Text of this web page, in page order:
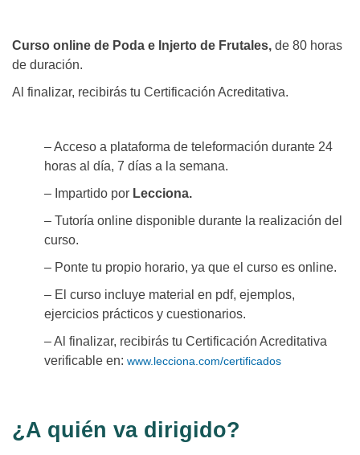
Curso online de Poda e Injerto de Frutales, de 80 horas
de duración.
Al finalizar, recibirás tu Certificación Acreditativa.
– Acceso a plataforma de teleformación durante 24
horas al día, 7 días a la semana.
– Impartido por Lecciona.
– Tutoría online disponible durante la realización del
curso.
– Ponte tu propio horario, ya que el curso es online.
– El curso incluye material en pdf, ejemplos,
ejercicios prácticos y cuestionarios.
– Al finalizar, recibirás tu Certificación Acreditativa
verificable en: www.lecciona.com/certificados
¿A quién va dirigido?